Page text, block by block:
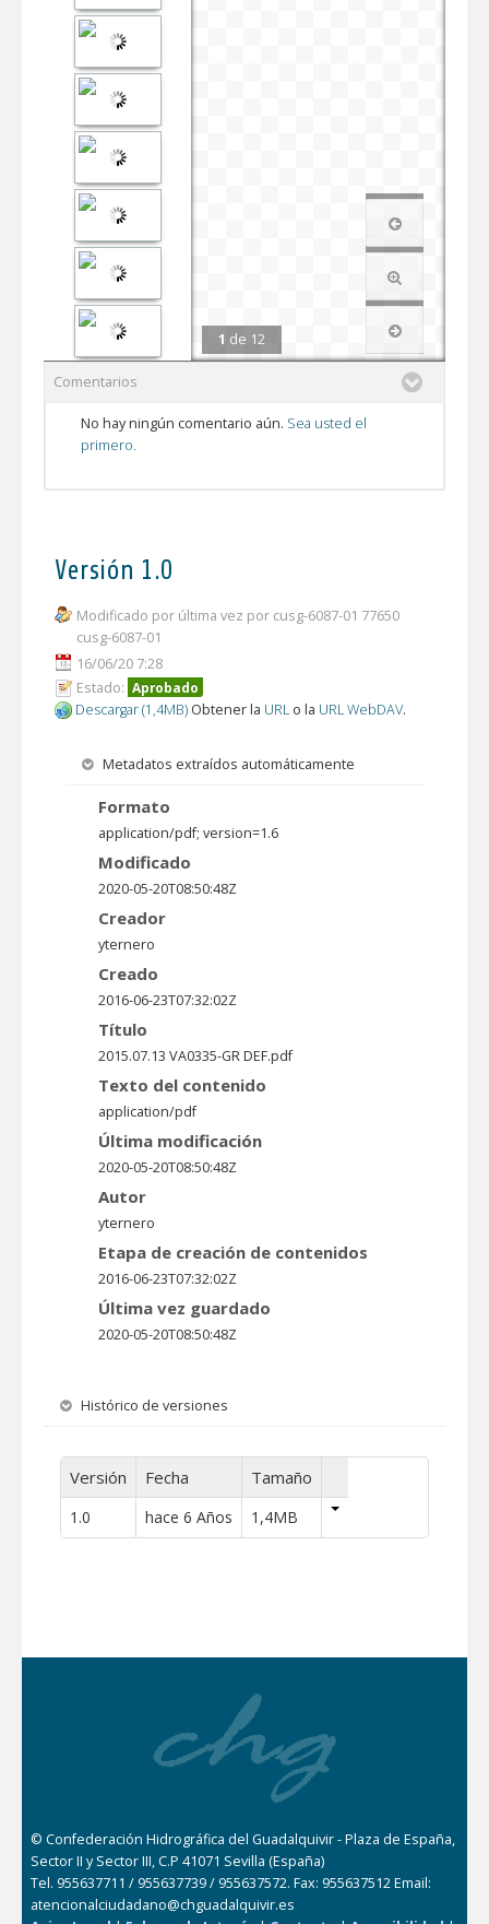
1 de 12
Comentarios
No hay ningún comentario aún. Sea usted el
primero.
Versión 1.0
Modificado por última vez por cusg-6087-01 77650
cusg-6087-01
16/06/20 7:28
Estado: Aprobado
Descargar (1,4MB) Obtener la URL o la URL WebDAV.
Metadatos extraídos automáticamente
Formato
application/pdf; version=1.6
Modificado
2020-05-20T08:50:48Z
Creador
yternero
Creado
2016-06-23T07:32:02Z
Título
2015.07.13 VA0335-GR DEF.pdf
Texto del contenido
application/pdf
Última modificación
2020-05-20T08:50:48Z
Autor
yternero
Etapa de creación de contenidos
2016-06-23T07:32:02Z
Última vez guardado
2020-05-20T08:50:48Z
Histórico de versiones
Versión Fecha Tamaño
1.0 hace 6 Años 1,4MB
© Confederación Hidrográfica del Guadalquivir - Plaza de España,
Sector II y Sector III, C.P 41071 Sevilla (España)
Tel. 955637711 / 955637739 / 955637572. Fax: 955637512 Email:
atencionalciudadano@chguadalquivir.es